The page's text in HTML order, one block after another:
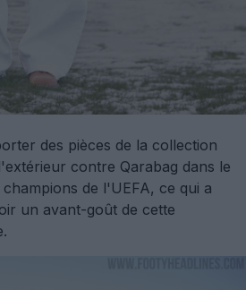
des pièces de la collection
contre Qarabag dans le
de l'UEFA, ce qui a
un avant-goût de cette